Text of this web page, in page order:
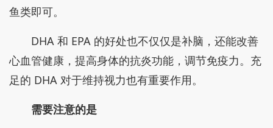
鱼类即可。
DHA 和 EPA 的好处也不仅仅是补脑，还能改善
心血管健康，提高身体的抗炎功能，调节免疫力。充
足的 DHA 对于维持视力也有重要作用。
需要注意的是